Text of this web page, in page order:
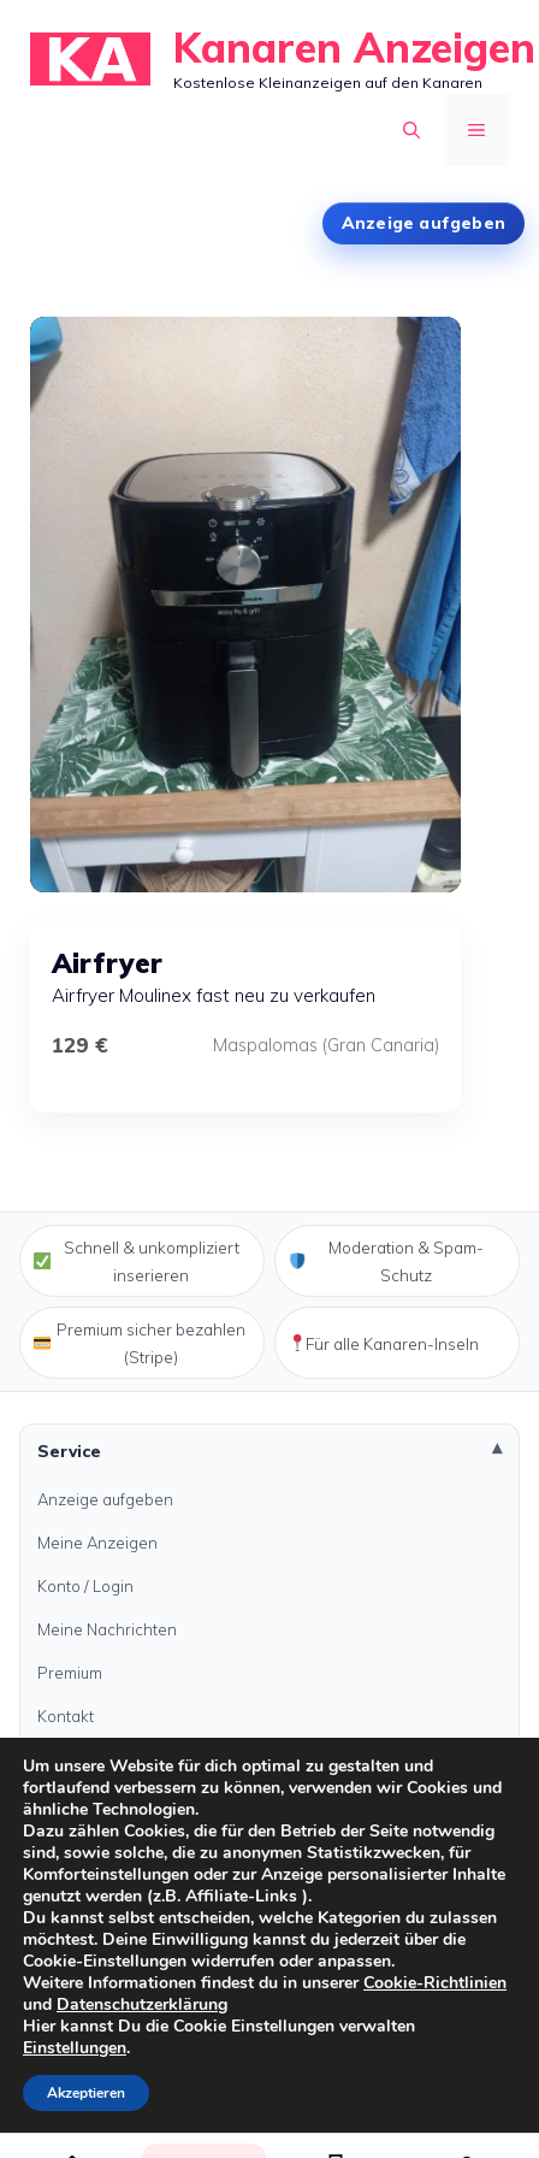
Inhalt
springen
Kanaren Anzeigen
Kostenlose Kleinanzeigen auf den Kanaren
MENÜ
Anzeige aufgeben
Airfryer
Airfryer Moulinex fast neu zu verkaufen
129 € Maspalomas (Gran Canaria)
Schnell & unkompliziert
inserieren
Moderation & Spam-
Schutz
Premium sicher bezahlen
(Stripe)
Für alle Kanaren-Inseln
Service
Anzeige aufgeben
Meine Anzeigen
Konto / Login
Meine Nachrichten
Premium
Kontakt
Anzeige aufgeben
Kategorien
Inseln
ImpressumDatenschutzAGB Sicher inserierenModerationsrichtlinien
Um unsere Website für dich optimal zu gestalten und
fortlaufend verbessern zu können, verwenden wir Cookies und
ähnliche Technologien.
Dazu zählen Cookies, die für den Betrieb der Seite notwendig
sind, sowie solche, die zu anonymen Statistikzwecken, für
Komforteinstellungen oder zur Anzeige personalisierter Inhalte
genutzt werden (z.B. Affiliate-Links ).
Du kannst selbst entscheiden, welche Kategorien du zulassen
möchtest. Deine Einwilligung kannst du jederzeit über die
Cookie-Einstellungen widerrufen oder anpassen.
Weitere Informationen findest du in unsererCookie-Richtlinien
und Datenschutzerklärung
Hier kannst Du die Cookie Einstellungen verwalten
Einstellungen.
Akzeptieren